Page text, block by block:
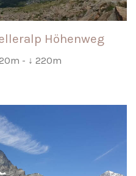
Höhenweg
- ↓ 220m